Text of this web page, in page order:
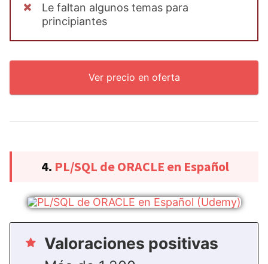
Le faltan algunos temas para
principiantes
Ver precio en oferta
4. PL/SQL de ORACLE en Español
Valoraciones positivas